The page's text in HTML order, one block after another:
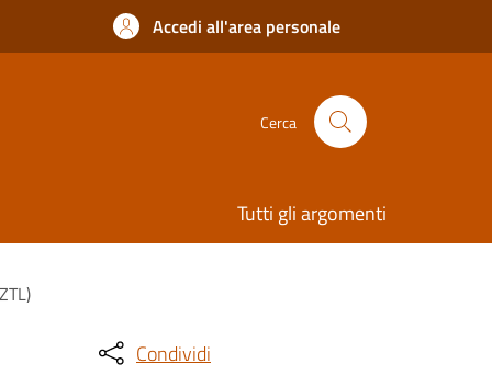
Accedi all'area personale
Cerca
Tutti gli argomenti
Condividi